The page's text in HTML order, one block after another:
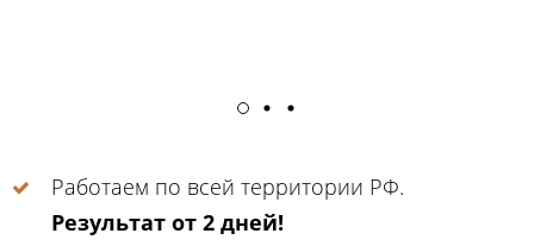
Работаем по всей территории РФ.
Результат от 2 дней!